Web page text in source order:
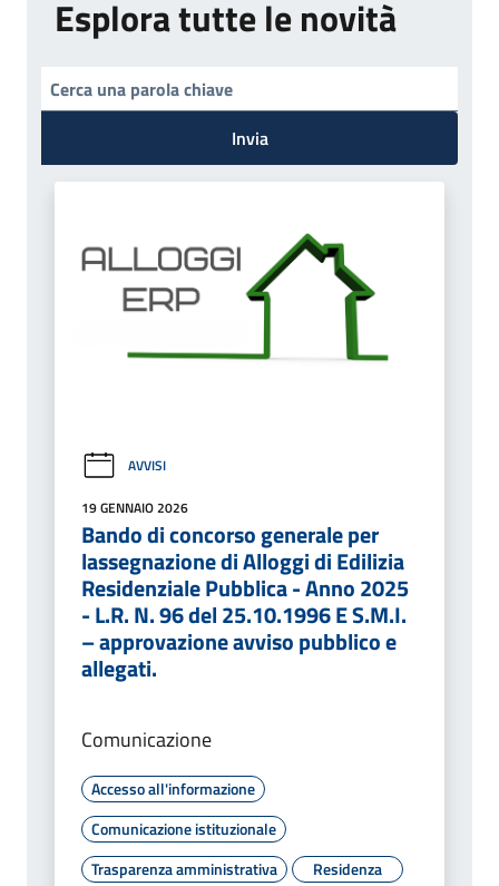
Esplora tutte le novità
Invia
AVVISI
19 GENNAIO 2026
Bando di concorso generale per
lassegnazione di Alloggi di Edilizia
Residenziale Pubblica - Anno 2025
- L.R. N. 96 del 25.10.1996 E S.M.I.
– approvazione avviso pubblico e
allegati.
Comunicazione
Accesso all'informazione
Comunicazione istituzionale
Trasparenza amministrativa
Residenza